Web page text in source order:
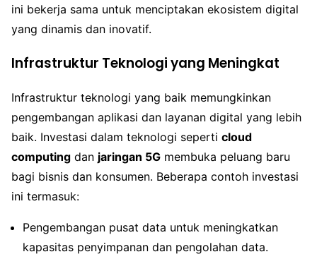
ini bekerja sama untuk menciptakan ekosistem digital
yang dinamis dan inovatif.
Infrastruktur Teknologi yang Meningkat
Infrastruktur teknologi yang baik memungkinkan
pengembangan aplikasi dan layanan digital yang lebih
baik. Investasi dalam teknologi seperti cloud
computing dan jaringan 5G membuka peluang baru
bagi bisnis dan konsumen. Beberapa contoh investasi
ini termasuk:
Pengembangan pusat data untuk meningkatkan
kapasitas penyimpanan dan pengolahan data.